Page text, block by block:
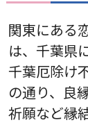
関東にある
は、千葉県
千葉厄除け
の通り、良
祈願など縁